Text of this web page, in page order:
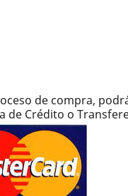
de compra,
de Crédito o